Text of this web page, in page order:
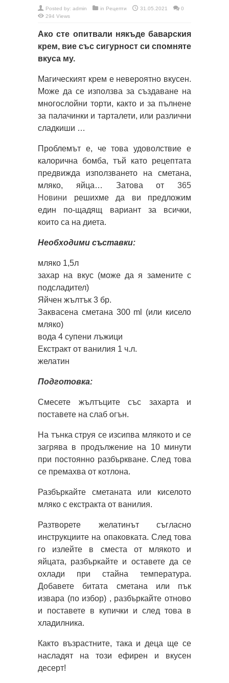
Posted by: admin in Рецепти 31.05.2021
0
294 Views
Ако сте опитвали някъде баварския
крем, вие със сигурност си спомняте
вкуса му.
Магическият крем е невероятно вкусен.
Може да се използва за създаване на
многослойни торти, както и за пълнене
за палачинки и тарталети, или различни
сладкиши …
Проблемът е, че това удоволствие е
калорична бомба, тъй като рецептата
предвижда използването на сметана,
мляко, яйца… Затова от 365
Новини решихме да ви предложим
един по-щадящ вариант за всички,
които са на диета.
Необходими съставки:
мляко 1,5л
захар на вкус (може да я замените с
подсладител)
Яйчен жълтък 3 бр.
Заквасена сметана 300 ml (или кисело
мляко)
вода 4 супени лъжици
Екстракт от ванилия 1 ч.л.
желатин
Подготовка:
Смесете жълтъците със захарта и
поставете на слаб огън.
На тънка струя се изсипва млякото и се
загрява в продължение на 10 минути
при постоянно разбъркване. След това
се премахва от котлона.
Разбъркайте сметаната или киселото
мляко с екстракта от ванилия.
Разтворете желатинът съгласно
инструкциите на опаковката. След това
го излейте в сместа от млякото и
яйцата, разбъркайте и оставете да се
охлади при стайна температура.
Добавете битата сметана или пък
извара (по избор) , разбъркайте отново
и поставете в купички и след това в
хладилника.
Както възрастните, така и деца ще се
насладят на този ефирен и вкусен
десерт!